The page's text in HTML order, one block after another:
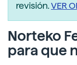
revisión.VER
Norteko
para que